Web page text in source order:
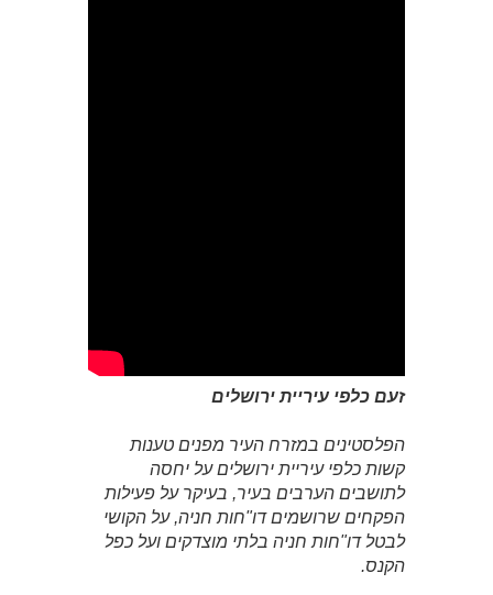
זעם כלפי עיריית ירושלים
הפלסטינים במזרח העיר מפנים טענות
קשות כלפי עיריית ירושלים על יחסה
לתושבים הערבים בעיר, בעיקר על פעילות
הפקחים שרושמים דו"חות חניה, על הקושי
לבטל דו"חות חניה בלתי מוצדקים ועל כפל
הקנס.